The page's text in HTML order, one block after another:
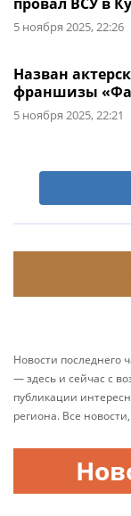
5 ноября 2025, 22:26
Назван
франшизы
5 ноября 2025, 22:21
Новости последнего
— здесь и сейчас с
публикации
региона. Все